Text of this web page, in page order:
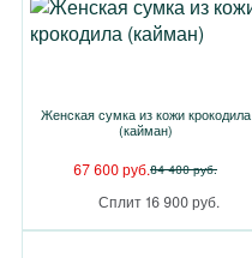
Женская сумка из кожи крокодила
(кайман)
67 600 руб.84 400 руб.
Сплит 16 900 руб.